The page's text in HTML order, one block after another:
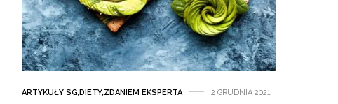
ARTYKUŁY SG,DIETY,ZDANIEM EKSPERTA 2 GRUDNIA 2021